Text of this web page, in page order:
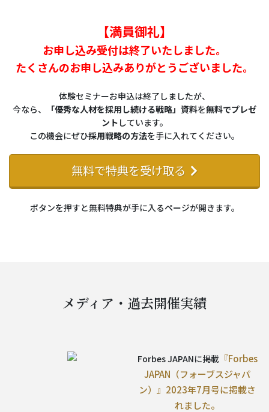
【満員御礼】
お申し込み受付は終了いたしました。
たくさんのお申し込みありがとうございました。
体験セミナーお申込は終了しましたが、
今なら、
「優秀な人材を採用し続ける戦略」資料を無料でプレゼ
ント しています。
この機会にぜひ採用戦略の方法を手に入れてください。
無料で特典を受け取る
ボタンを押すと無料特典が手に入るページが開きます。
メディア・過去開催実績
Forbes JAPANに掲載 『Forbes
JAPAN（フォーブスジャパ
ン）』2023年7月号に掲載さ
れました。